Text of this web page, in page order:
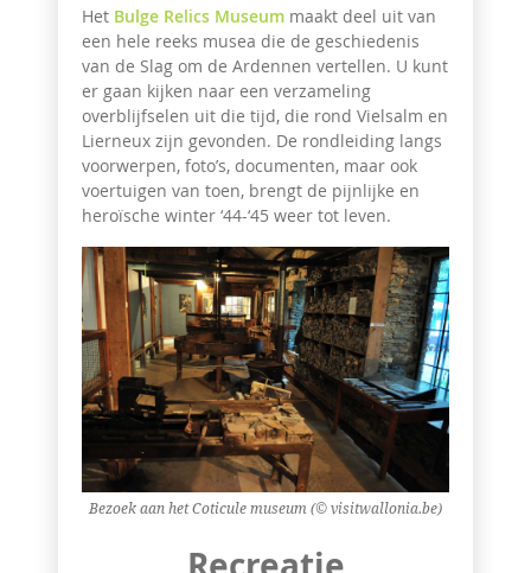
Het Bulge Relics Museum maakt deel uit van
een hele reeks musea die de geschiedenis
van de Slag om de Ardennen vertellen. U kunt
er gaan kijken naar een verzameling
overblijfselen uit die tijd, die rond Vielsalm en
Lierneux zijn gevonden. De rondleiding langs
voorwerpen, foto’s, documenten, maar ook
voertuigen van toen, brengt de pijnlijke en
heroïsche winter ‘44-‘45 weer tot leven.
Bezoek aan het Coticule museum (© visitwallonia.be)